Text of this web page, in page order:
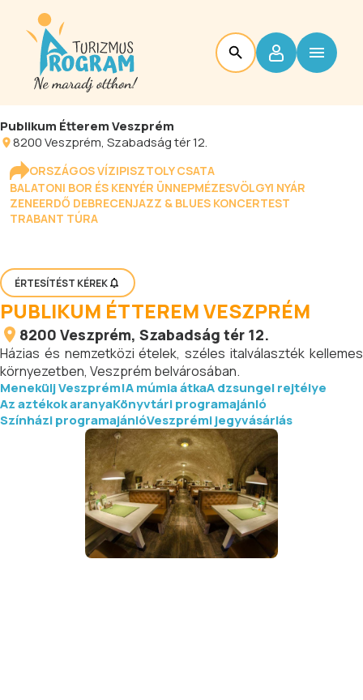
Publikum Étterem Veszprém
8200Veszprém, Szabadság tér 12.
ORSZÁGOS VÍZIPISZTOLY CSATA
BALATONI BOR ÉS KENYÉR ÜNNEPMÉZESVÖLGYI NYÁR
ZENEERDŐ DEBRECENJAZZ & BLUES KONCERTEST
TRABANT TÚRA
ÉRTESÍTÉST KÉREK
PUBLIKUM ÉTTEREM VESZPRÉM
8200 Veszprém, Szabadság tér 12.
Házias és nemzetközi ételek, széles italválaszték kellemes
környezetben, Veszprém belvárosában.
Menekülj Veszprém!A múmia átkaA dzsungel rejtélye
Az aztékok aranyaKönyvtári programajánló
Színházi programajánlóVeszprémi jegyvásárlás